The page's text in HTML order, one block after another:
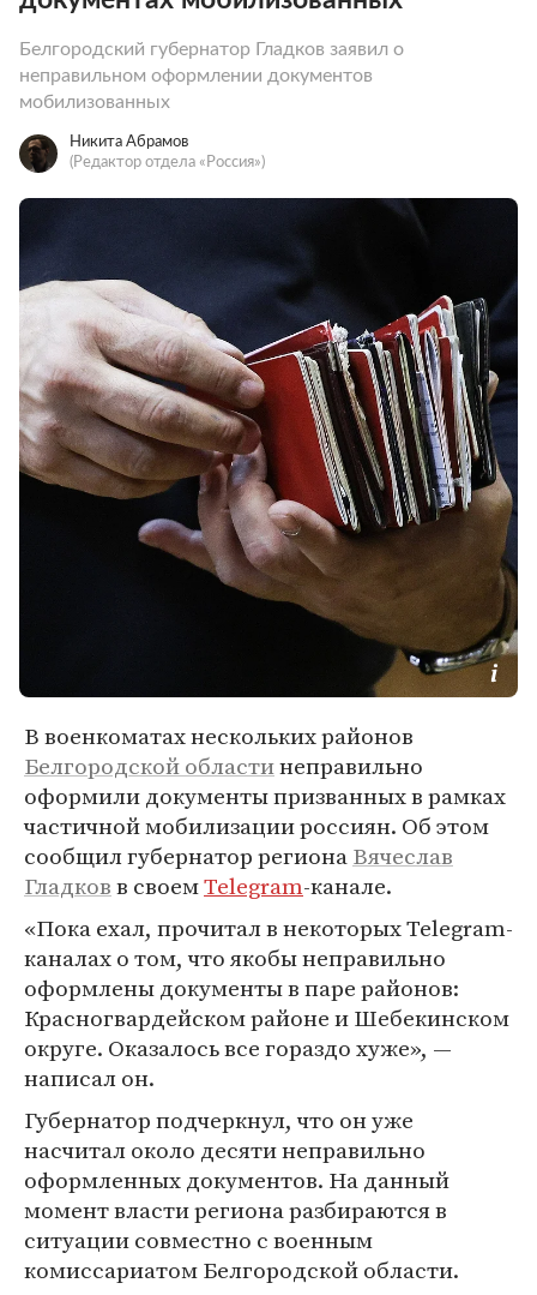
Белгородский губернатор Гладков заявил о
неправильном оформлении документов
мобилизованных
Никита Абрамов
(Редактор отдела «Россия»)
В военкоматах нескольких районов
Белгородской областинеправильно
оформили документы призванных в рамках
частичной мобилизации россиян. Об этом
сообщил губернатор регионаВячеслав
Гладковв своемTelegram-канале.
«Пока ехал, прочитал в некоторых Telegram-
каналах о том, что якобы неправильно
оформлены документы в паре районов:
Красногвардейском районе и Шебекинском
округе. Оказалось все гораздо хуже», —
написал он.
Губернатор подчеркнул, что он уже
насчитал около десяти неправильно
оформленных документов. На данный
момент власти региона разбираются в
ситуации совместно с военным
комиссариатом Белгородской области.